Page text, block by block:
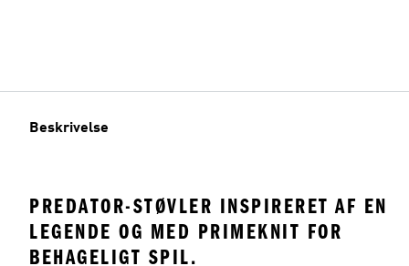
Beskrivelse
PREDATOR-STØVLER INSPIRERET AF EN
LEGENDE OG MED PRIMEKNIT FOR
BEHAGELIGT SPIL.